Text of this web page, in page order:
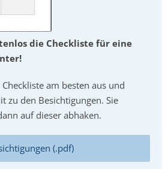
die Checkliste für eine
am besten aus und
zu den Besichtigungen. Sie
auf dieser abhaken.
(.pdf)